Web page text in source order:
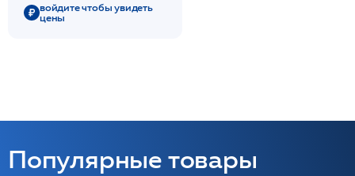
войдите чтобы увидеть
цены
Популярные товары